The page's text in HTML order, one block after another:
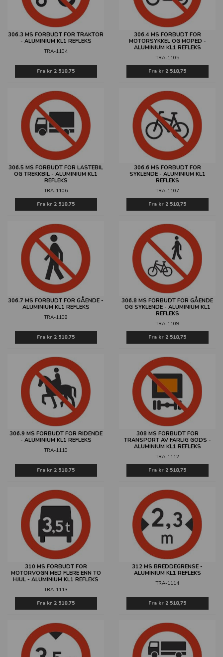
306.3 MS FORBUDT FOR TRAKTOR
- ALUMINIUM KL1 REFLEKS
TRA-1104
Fra kr 2 518,75
306.4 MS FORBUDT FOR
MOTORSYKKEL OG MOPED -
ALUMINIUM KL1 REFLEKS
TRA-1105
Fra kr 2 518,75
306.5 MS FORBUDT FOR LASTEBIL
OG TREKKBIL - ALUMINIUM KL1
REFLEKS
TRA-1106
Fra kr 2 518,75
306.6 MS FORBUDT FOR
SYKLENDE - ALUMINIUM KL1
REFLEKS
TRA-1107
Fra kr 2 518,75
306.7 MS FORBUDT FOR GÅENDE -
ALUMINIUM KL1 REFLEKS
TRA-1108
Fra kr 2 518,75
306.8 MS FORBUDT FOR GÅENDE
OG SYKLENDE - ALUMINIUM KL1
REFLEKS
TRA-1109
Fra kr 2 518,75
306.9 MS FORBUDT FOR RIDENDE
- ALUMINIUM KL1 REFLEKS
TRA-1110
Fra kr 2 518,75
308 MS FORBUDT FOR
TRANSPORT AV FARLIG GODS -
ALUMINIUM KL1 REFLEKS
TRA-1112
Fra kr 2 518,75
310 MS FORBUDT FOR
MOTORVOGN MED FLERE ENN TO
HJUL - ALUMINIUM KL1 REFLEKS
TRA-1113
Fra kr 2 518,75
312 MS BREDDEGRENSE -
ALUMINIUM KL1 REFLEKS
TRA-1114
Fra kr 2 518,75